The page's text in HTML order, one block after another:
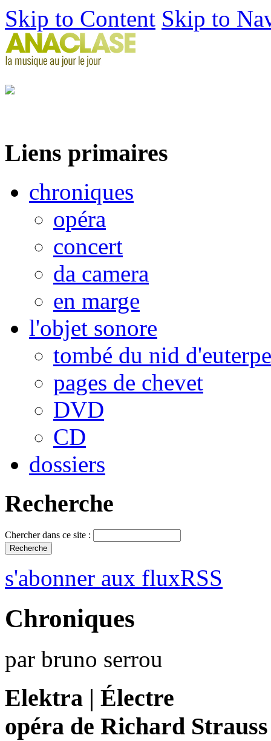
Skip to Content Skip to
Liens primaires
chroniques
opéra
concert
da camera
en marge
l'objet sonore
tombé du nid d'euterpe
pages de chevet
DVD
CD
dossiers
Recherche
Chercher dans ce site :
s'abonner aux fluxRSS
Chroniques
par bruno serrou
Elektra | Électre
opéra de Richard Strauss